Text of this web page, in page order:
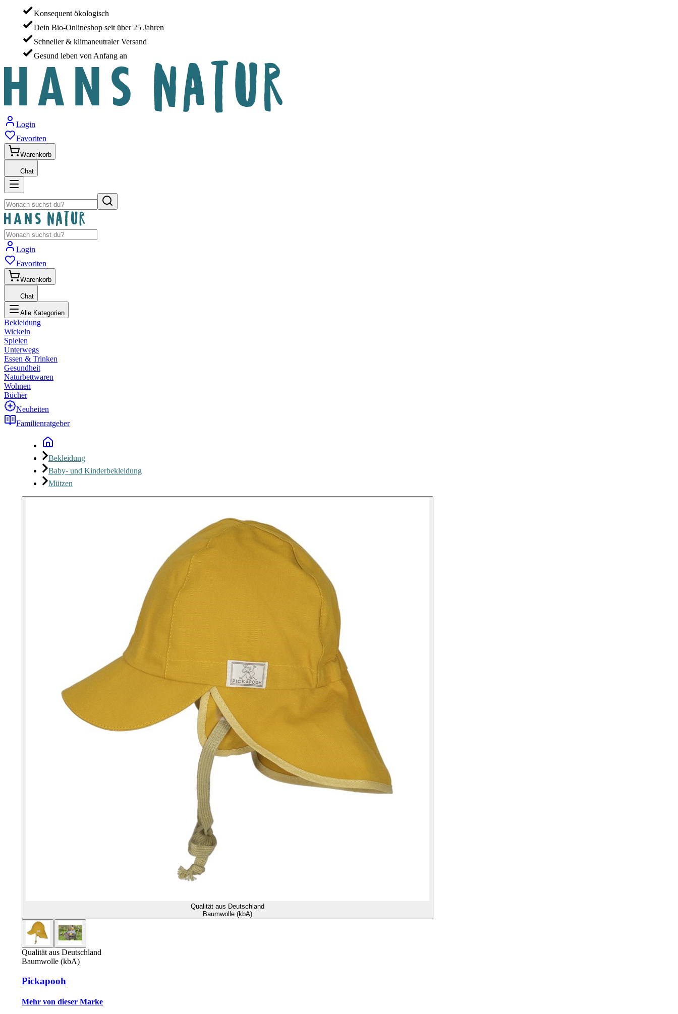
Konsequent ökologisch
Dein Bio-Onlineshop seit über 25 Jahren
Schneller & klimaneutraler Versand
Gesund leben von Anfang an
Login
Favoriten
Warenkorb
Chat
Login
Favoriten
Warenkorb
Chat
Alle Kategorien
Bekleidung
Wickeln
Spielen
Unterwegs
Essen & Trinken
Gesundheit
Naturbettwaren
Wohnen
Bücher
Neuheiten
Familienratgeber
Bekleidung
Baby- und Kinderbekleidung
Mützen
Qualität aus Deutschland
Baumwolle (kbA)
Qualität aus Deutschland
Baumwolle (kbA)
Pickapooh
Mehr von dieser Marke